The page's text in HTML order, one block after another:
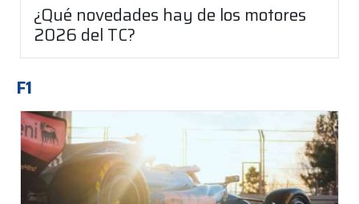
¿Qué novedades hay de los motores
2026 del TC?
F1